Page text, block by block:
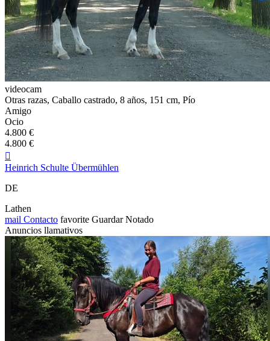
videocam
Otras razas, Caballo castrado, 8 años, 151 cm, Pío
Amigo
Ocio
4.800 €
4.800 €

Heinrich Schulte Übermühlen
DE
Lathen
mail Contacto favorite Guardar Notado
Anuncios llamativos